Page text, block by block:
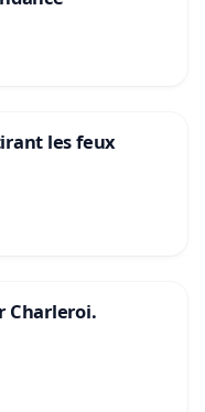
les feux
Charleroi.